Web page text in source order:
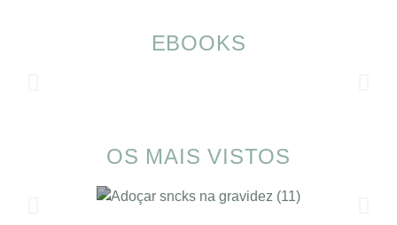
EBOOKS
OS MAIS VISTOS